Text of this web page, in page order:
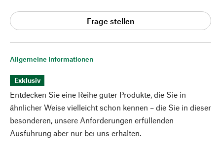
Allgemeine Informationen
Exklusiv
Entdecken Sie eine Reihe guter Produkte, die Sie in
ähnlicher Weise vielleicht schon kennen – die Sie in dieser
besonderen, unsere Anforderungen erfüllenden
Ausführung aber nur bei uns erhalten.
Frage stellen